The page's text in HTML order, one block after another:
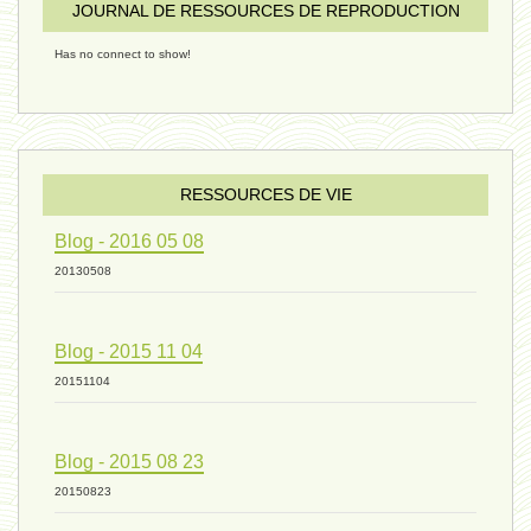
sexualité 06 - 9 octobre 2024
ressources de vie 04 - 26
mode de production industriel 01 -
JOURNAL DE RESSOURCES DE REPRODUCTION
Has no connect to show!
RESSOURCES DE VIE
Blog - 2016 05 08
20130508
Blog - 2015 11 04
20151104
Blog - 2015 08 23
20150823